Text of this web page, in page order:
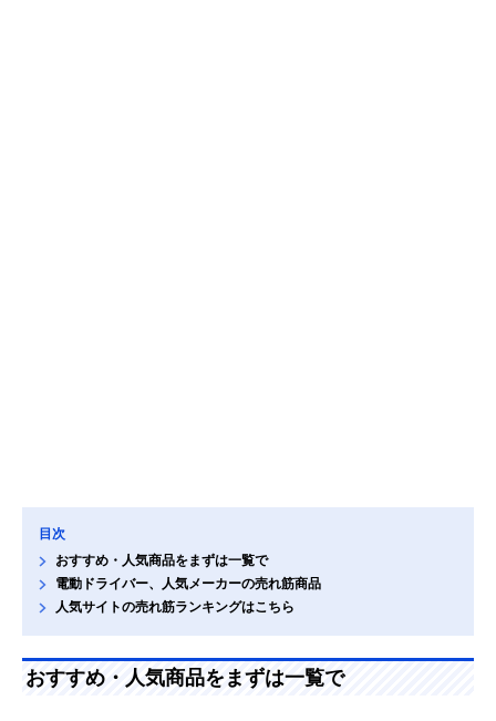
目次
おすすめ・人気商品をまずは一覧で
電動ドライバー、人気メーカーの売れ筋商品
人気サイトの売れ筋ランキングはこちら
おすすめ・人気商品をまずは一覧で